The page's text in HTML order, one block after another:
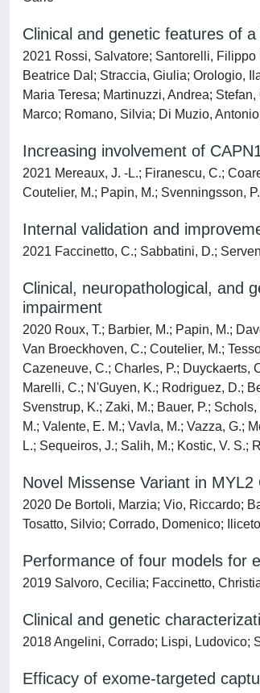
Clinical and genetic features of
2021 Rossi, Salvatore; Santorelli,
Beatrice Dal; Straccia, Giulia; Orologio,
Maria Teresa; Martinuzzi, Andrea;
Marco; Romano, Silvia; Di Muzio,
Increasing involvement of
2021 Mereaux, J. -L.; Firanescu, C.;
Coutelier, M.; Papin, M.; Svenningsson,
Internal validation and
2021 Faccinetto, C.; Sabbatini, D.;
Clinical, neuropathological, and
impairment
2020 Roux, T.; Barbier, M.; Papin, M.;
Van Broeckhoven, C.; Coutelier, M.;
Cazeneuve, C.; Charles, P.; Duyckaerts,
Marelli, C.; N'Guyen, K.; Rodriguez, D.;
Svenstrup, K.; Zaki, M.; Bauer, P.;
M.; Valente, E. M.; Vavla, M.; Vazza, G.;
L.; Sequeiros, J.; Salih, M.; Kostic, V. S.;
Novel Missense Variant in
2020 De Bortoli, Marzia; Vio, Riccardo;
Tosatto, Silvio; Corrado, Domenico;
Performance of four models for
2019 Salvoro, Cecilia; Faccinetto,
Clinical and genetic
2018 Angelini, Corrado; Lispi, Ludovico;
Efficacy of exome-targeted